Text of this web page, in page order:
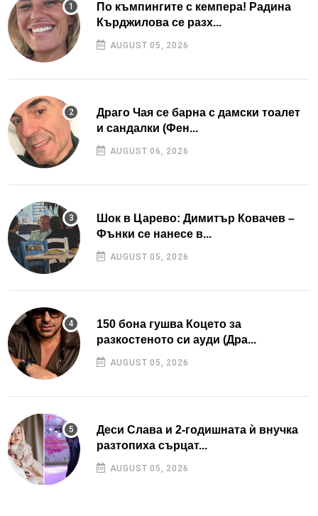
По къмпингите с кемпера! Радина
Кърджилова се разх...
AUGUST 05, 2026
Драго Чая се барна с дамски тоалет
и сандалки (Фен...
AUGUST 06, 2026
Шок в Царево: Димитър Ковачев –
Фънки се нанесе в...
AUGUST 05, 2026
150 бона гушва Коцето за
разкостеното си ауди (Дра...
AUGUST 05, 2026
Деси Слава и 2-годишната ѝ внучка
разтопиха сърцат...
AUGUST 05, 2026